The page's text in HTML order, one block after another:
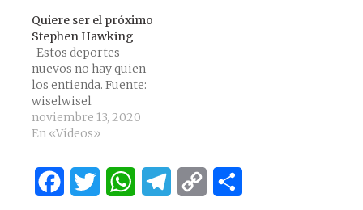
Quiere ser el próximo
Stephen Hawking
Estos deportes
nuevos no hay quien
los entienda. Fuente:
wiselwisel
noviembre 13, 2020
En «Vídeos»
FacebookTwitter WhatsAppTelegram
Copy